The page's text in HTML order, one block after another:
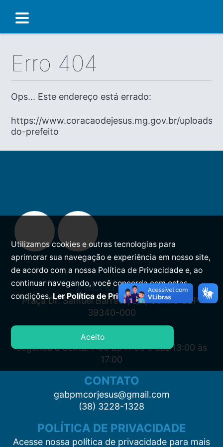
Erro 404
Ops... Este endereço está errado:
https://www.coracaodejesus.mg.gov.br/uploads/
do-prefeito
PREFEITURA
Praça Dr. Samuel Barreto, s/n, Centro CEP:
39340-000
ATENDIMENTO
Segunda à Sexta: 7:00 às 11:00 e das 13:00 às
17:00
CONTATO
gabpmcorjesus@gmail.com
(38) 3228-1328
POLÍTICA DE PRIVACIDADE
Acesse nossa política de privacidade para mais
Utilizamos cookies e outras tecnologias para
aprimorar sua navegação e experiência em nosso site,
de acordo com a nossa Política de Privacidade e, ao
continuar navegando, você concorda com estas
condições.Ler Política de Privacidade.
Aceito